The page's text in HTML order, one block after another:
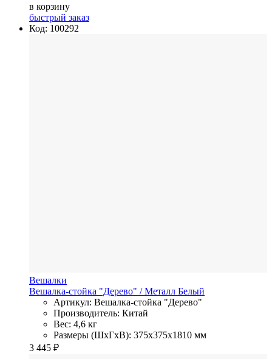
в корзину
быстрый заказ
Код: 100292
Вешалки
Вешалка-стойка "Дерево" / Металл Белый
Артикул: Вешалка-стойка "Дерево"
Производитель: Китай
Вес: 4,6 кг
Размеры (ШхГхВ): 375x375x1810 мм
3 445 ₽